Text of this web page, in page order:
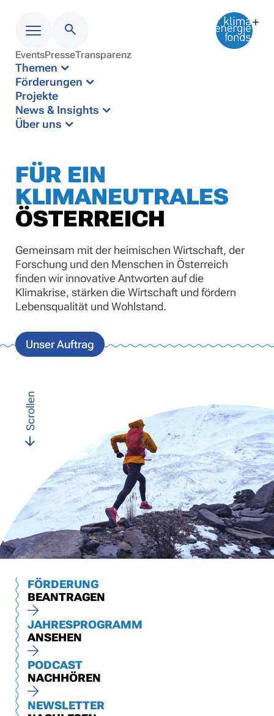
Menü
EventsPresseTransparenz
Themen
Förderungen
Projekte
News & Insights
Über uns
FÜR EIN
KLIMANEUTRALES
ÖSTERREICH
Gemeinsam mit der heimischen Wirtschaft, der
Forschung und den Menschen in Österreich
finden wir innovative Antworten auf die
Klimakrise, stärken die Wirtschaft und fördern
Lebensqualität und Wohlstand.
Unser Auftrag
n
FÖRDERUNG
BEANTRAGEN
JAHRESPROGRAMM
ANSEHEN
PODCAST
NACHHÖREN
NEWSLETTER